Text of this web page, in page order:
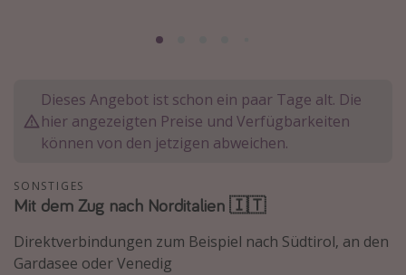
Kefalonia Urlaub
Krabi Urlaub
Sri Lanka Rundreise
Dieses Angebot ist schon ein paar Tage alt. Die
hier angezeigten Preise und Verfügbarkeiten
können von den jetzigen abweichen.
SONSTIGES
Mit dem Zug nach Norditalien 🇮🇹
Direktverbindungen zum Beispiel nach Südtirol, an den
Gardasee oder Venedig